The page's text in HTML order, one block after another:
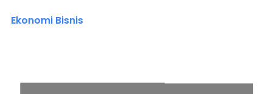
Ekonomi Bisnis